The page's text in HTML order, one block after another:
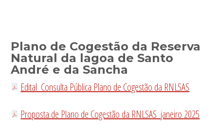
Plano de Cogestão da Reserva
Natural da lagoa de Santo
André e da Sancha
Edital_Consulta Pública Plano de Cogestão da RNLSAS
Proposta de Plano de Cogestão da RNLSAS_janeiro 2025